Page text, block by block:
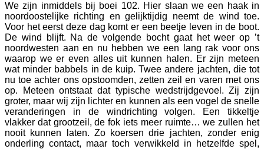
We zijn inmiddels bij boei 102. Hier slaan we een haak in
noordoostelijke richting en gelijktijdig neemt de wind toe.
Voor het eerst deze dag komt er een beetje leven in de boot.
De wind blijft. Na de volgende bocht gaat het weer op ’t
noordwesten aan en nu hebben we een lang rak voor ons
waarop we er even alles uit kunnen halen. Er zijn meteen
wat minder babbels in de kuip. Twee andere jachten, die tot
nu toe achter ons opstoomden, zetten zeil en varen met ons
op. Meteen ontstaat dat typische wedstrijdgevoel. Zij zijn
groter, maar wij zijn lichter en kunnen als een vogel de snelle
veranderingen in de windrichting volgen. Een tikkeltje
vlakker dat grootzeil, de fok iets meer ruimte… we zullen het
nooit kunnen laten. Zo koersen drie jachten, zonder enig
onderling contact, maar toch verwikkeld in hetzelfde spel,